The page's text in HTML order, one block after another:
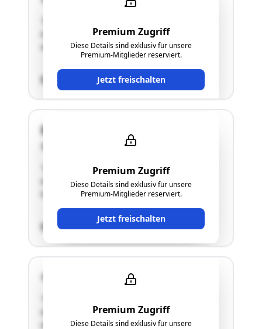
Premium Zugriff
Diese Details sind exklusiv für unsere
Premium-Mitglieder reserviert.
Jetzt freischalten
es sich um ein unbebautes Grundstück, welches
als Zufahrt geplant wurde."
SCHÄTZWERT
Premium Zugriff
Diese Details sind exklusiv für unsere
Premium-Mitglieder reserviert.
Jetzt freischalten
Dr. Renner Straße 30
"Bei der gegenständlichen Liegenschaft handelt
es sich um ein unbebautes Grundstück, welches
teilweise eingezäunt ist."
SCHÄTZWERT
Premium Zugriff
Diese Details sind exklusiv für unsere
es sich um ein unbebautes Grundstück, welches
als Zufahrt geplant wurde."